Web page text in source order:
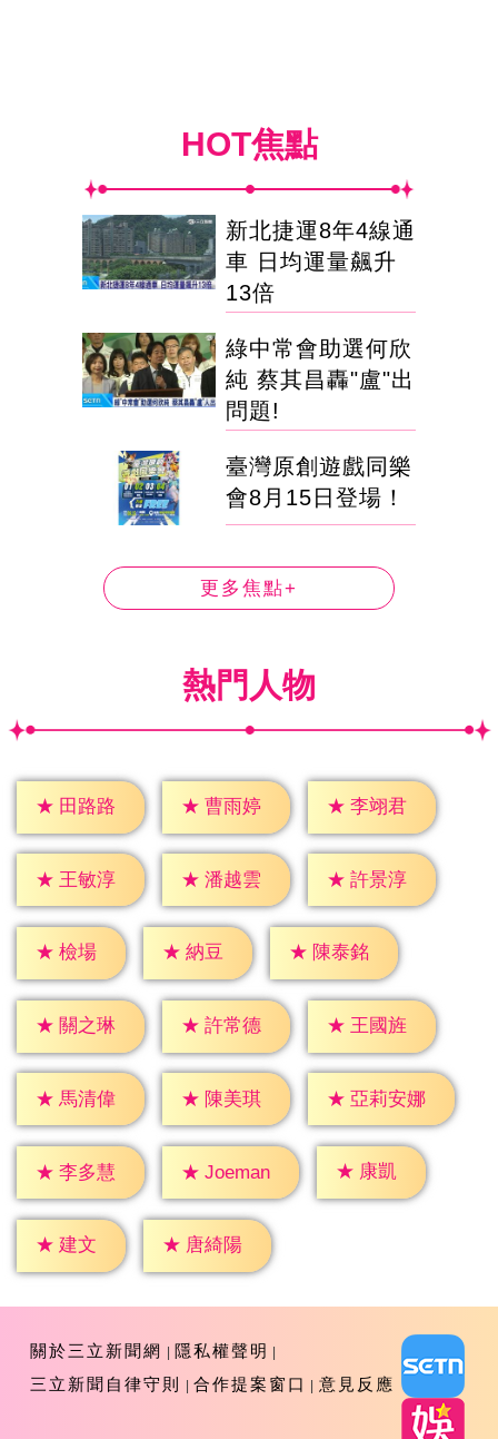
HOT焦點
新北捷運8年4線通
車 日均運量飆升
13倍
綠中常會助選何欣
純 蔡其昌轟"盧"出
問題!
臺灣原創遊戲同樂
會8月15日登場！
更多焦點+
熱門人物
★ 田路路 ★ 曹雨婷 ★ 李翊君
★ 王敏淳 ★ 潘越雲 ★ 許景淳
★ 檢場 ★ 納豆 ★ 陳泰銘
★ 關之琳 ★ 許常德 ★ 王國旌
★ 馬清偉 ★ 陳美琪 ★ 亞莉安娜
★ 李多慧 ★ Joeman ★ 康凱
★ 建文 ★ 唐綺陽
關於三立新聞網
隱私權聲明
三立新聞自律守則
合作提案窗口 意見反應